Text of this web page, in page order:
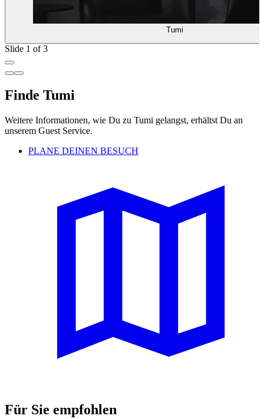
Tumi
Slide 1 of 3
Finde Tumi
Weitere Informationen, wie Du zu Tumi gelangst, erhältst Du an
unserem Guest Service.
PLANE DEINEN BESUCH
Für Sie empfohlen